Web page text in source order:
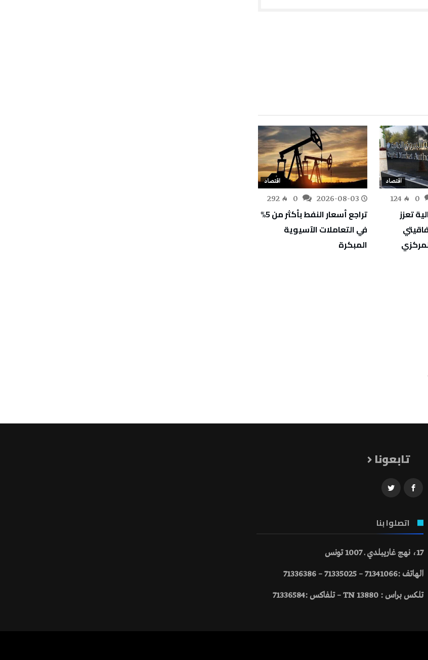
اقتصاد
124
تعزز
اقتصاد
2026-08-03
292
تراجع أسعار النفط بأكثر من 5%
في التعاملات الآسيوية
المبكرة
تابعونا
اتصلوا بنا
17، نهج غاريبلدي ـ 1007 تونس
الهاتف :71341066 – 71335025 – 71336386
تلكس براس : 13880 TN – تلفاكس :71336584